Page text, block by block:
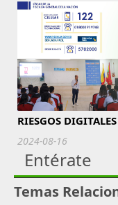
RIESGOS DIGITALES
2024-08-16
Entérate
Temas